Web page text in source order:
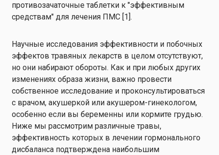
противозачаточные таблетки к "эффективным
средствам" для лечения ПМС [1].
Научные исследования эффективности и побочных
эффектов травяных лекарств в целом отсутствуют,
но они набирают обороты. Как и при любых других
изменениях образа жизни, важно провести
собственное исследование и проконсультироваться
с врачом, акушеркой или акушером-гинекологом,
особенно если вы беременны или кормите грудью.
Ниже мы рассмотрим различные травы,
эффективность которых в лечении гормонального
дисбаланса подтверждена наибольшим